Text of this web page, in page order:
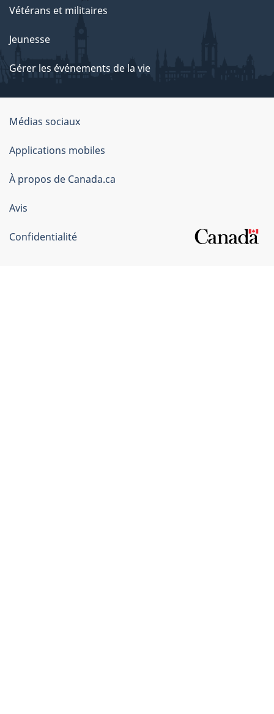
Vétérans et militaires
Jeunesse
Gérer les événements de la vie
Organisation
du
gouvernement
du
Canada
Médias sociaux
Applications mobiles
À propos de Canada.ca
Avis
Confidentialité